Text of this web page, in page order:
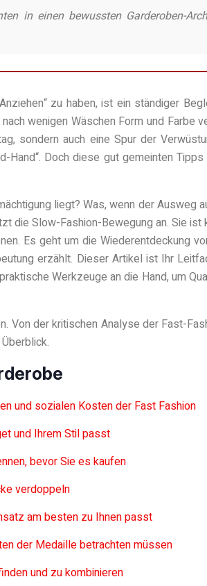
in einen bewussten Garderoben-
zu haben, ist ein ständiger
wenigen Wäschen Form und Farbe
sondern auch eine Spur der
Hand“. Doch diese gut gemeinten
liegt? Was, wenn der
die Slow-Fashion-Bewegung an. Sie
Es geht um die Wiederentdeckung
erzählt. Dieser Artikel ist Ihr
Werkzeuge an die Hand, um
der kritischen Analyse der Fast-
und sozialen Kosten der Fast Fashion
und Ihrem Stil passt
bevor Sie es kaufen
verdoppeln
am besten zu Ihnen passt
der Medaille betrachten müssen
und zu kombinieren